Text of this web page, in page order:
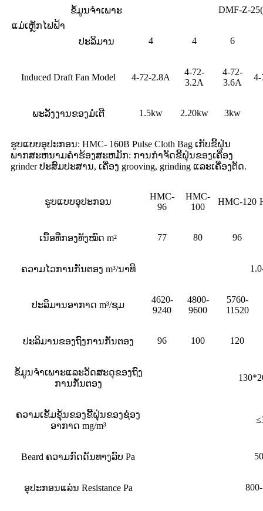
ແມ່ເຫຼັກໄຟຟ້າ
ຂໍ້ມູນຈໍາເພາະ DMF-Z-
ປະລິມານ 4 4 6
Induced Draft Fan Model 4-72-2.8A
4-72-
3.2A
4-72-
3.6A
ພະລັງງານຂອງມໍເຕີ 1.5kw 2.20kw 3kw
ຮູບແບບອຸປະກອນ: HMC- 160B Pulse Cloth Bag ເກັບຂີ້ຝຸ່ນ
ພາກສະຫນາມຄໍາຮ້ອງສະຫມັກ: ການກໍາຈັດຂີ້ຝຸ່ນຂອງເຄື່ອງ
grinder ປະສົມປະສານ, ເຄື່ອງ grooving, grinding ແລະເຄື່ອງຕັດ.
ຮູບແບບອຸປະກອນ
HMC-
96
HMC-
100
HMC-120
ເນື້ອທີ່ກອງທັງໝົດ m² 77 80 96
ຄວາມໄວການກັ່ນຕອງ m³/ນາທີ
ປະລິມານອາກາດ m³/ຊມ
4620-
9240
4800-
9600
5760-
11520
ປະລິມານຂອງຖົງການກັ່ນຕອງ 96 100 120
ຂໍ້ມູນຈໍາເພາະແລະວັດສະດຸຂອງຖົງ
ການກັ່ນຕອງ
ຄວາມເຂັ້ມຂຸ້ນຂອງຂີ້ຝຸ່ນຂອງຊ່ອງ
ອາກາດ mg/m³
Beard ຄວາມກົດດັນທາງລົບ Pa
ອຸປະກອນແລ່ນ Resistance Pa